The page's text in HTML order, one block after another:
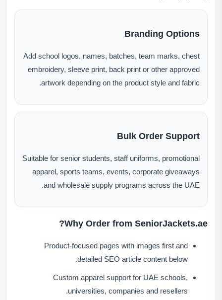
Branding Options
Add school logos, names, batches, team marks, chest
embroidery, sleeve print, back print or other approved
artwork depending on the product style and fabric.
Bulk Order Support
Suitable for senior students, staff uniforms, promotional
apparel, sports teams, events, corporate giveaways
and wholesale supply programs across the UAE.
Why Order from SeniorJackets.ae?
Product-focused pages with images first and
detailed SEO article content below.
Custom apparel support for UAE schools,
universities, companies and resellers.